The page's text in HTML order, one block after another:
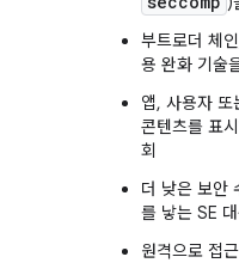
부트로더 체
용 완화 기술
앱, 사용자 또
콘텐츠를 표
회
더 낮은 보안
를 낳는 SE
원격으로 접